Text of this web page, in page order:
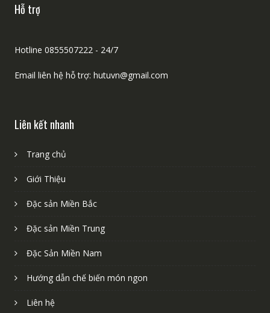
Hỗ trợ
Hotline 0855507222 - 24/7
Email liên hệ hỗ trợ: hutuvn@gmail.com
Liên kết nhanh
Trang chủ
Giới Thiệu
Đặc sản Miền Bắc
Đặc sản Miền Trung
Đặc Sản Miền Nam
Hướng dẫn chế biến món ngon
Liên hệ